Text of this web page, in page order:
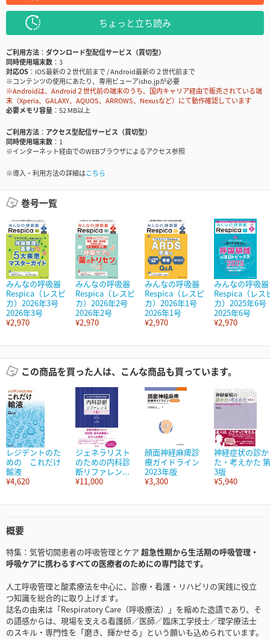
ちょっと立ち読み
ご利用方法
ダウンロード型配信サービス（買切型）
同時使用端末数
3
対応OS
iOS最新の２世代前まで / Android最新の２世代前まで
※コンテンツの使用にあたり、専用ビューアisho.jpが必要
※Androidは、Android２世代前の端末のうち、国内キャリア経由で販売されている端
末（Xperia、GALAXY、AQUOS、ARROWS、Nexusなど）にて動作確認しています
必要メモリ容量
52 MB以上
ご利用方法
アクセス型配信サービス（買切型）
同時使用端末数
1
※インターネット経由でのWEBブラウザによるアクセス参照
※導入・利用方法の詳細はこちら
巻号一覧
みんなの呼吸器
Respica（レスピ
カ）2026年3号
2026年3号
¥2,970
みんなの呼吸器
Respica（レスピ
カ）2026年2号
2026年2号
¥2,970
みんなの呼吸器
Respica（レスピ
カ）2026年1号
2026年1号
¥2,970
みんなの呼吸器
Respica（レス
カ）2025年6号
2025年6号
¥2,970
この商品を買った人は、こんな商品も買っています。
レジデントのた
めの これだけ
輸液
¥4,620
ジェネラリスト
のための内科診
断リファレン...
¥11,000
顔面神経麻痺診
療ガイドライン
2023年版
¥3,300
神経症状の診か
た・考えかた 第
3版
¥5,940
概要
特集：気管切開患者の呼吸管理とケア 超急性期から生活期の呼吸管理・
呼吸ケアに携わるすべての医療者のためにの専門誌です。
人工呼吸管理と酸素療法を中心に、診療・看護・リハビリの実践に役立
つ知識を総合的に取り上げます。
誌名の由来は「Respiratory Care（呼吸療法）」を縮めた造語であり、そ
の語感からは、現場を支える看護師／医師／臨床工学技士／理学療法士
のスキル・専門性を「磨き、輝かせる」という願いも込められています。